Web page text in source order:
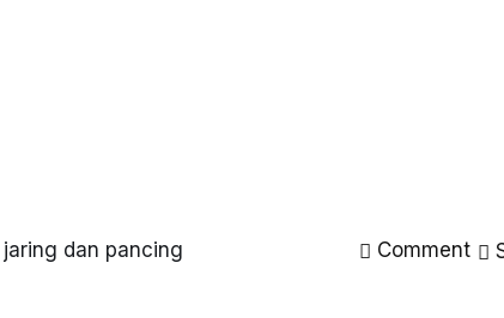
dan pancing
Comment